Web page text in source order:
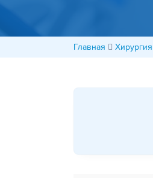
Главная